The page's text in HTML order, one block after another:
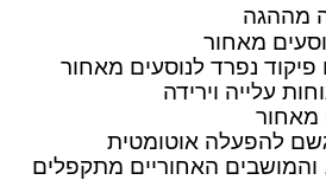
מההגה
מאחור
פיקוד נפרד לנוסעים מאחור
עלייה וירידה
מאחור
גשם להפעלה אוטומטית
האחוריים מתקפלים